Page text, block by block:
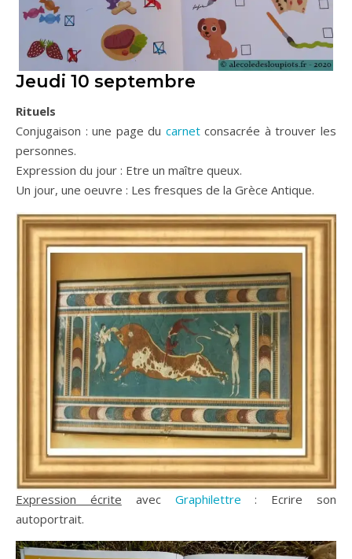
Jeudi 10 septembre
Rituels
Conjugaison : une page du carnetconsacrée à trouver les
personnes.
Expression du jour : Etre un maître queux.
Un jour, une oeuvre : Les fresques de la Grèce Antique.
Expression écrite avec Graphilettre: Ecrire son
autoportrait.